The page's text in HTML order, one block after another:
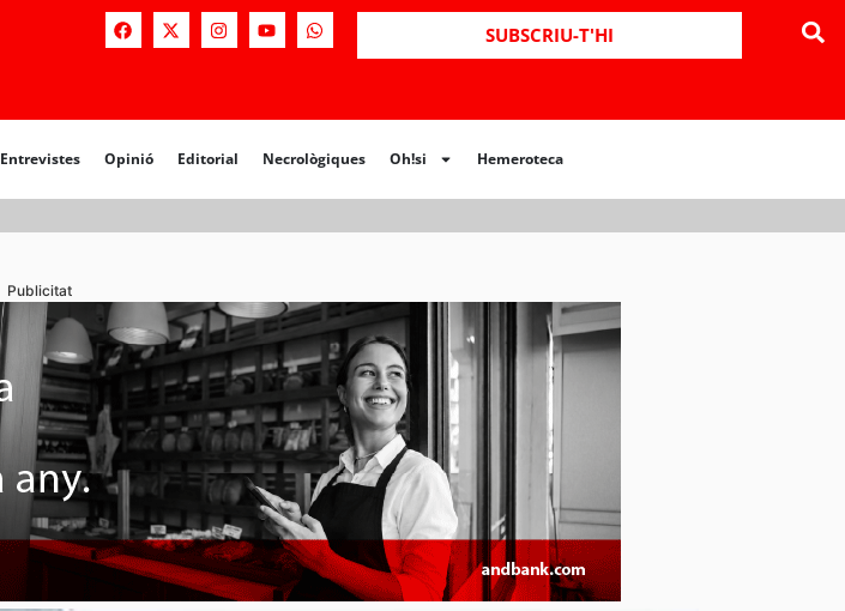
SUBSCRIU-T'HI
Entrevistes Opinió Editorial Necrològiques Oh!si Hemeroteca
Opinió Editorial Necrològiques Hemeroteca
Publicitat